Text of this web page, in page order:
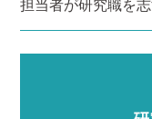
担当者が研究職を